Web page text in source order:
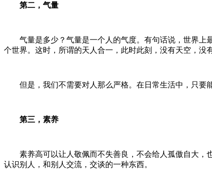
第二，气量
气量是多少？气量是一个人的气度。有句话说，世界上
个世界。这时，所谓的天人合一，此时此刻，没有天空，没
但是，我们不需要对人那么严格。在日常生活中，只要
第三，素养
素养高可以让人敬佩而不失善良，不会给人孤傲自大，也
认识别人，和别人交流，交谈的一种东西。